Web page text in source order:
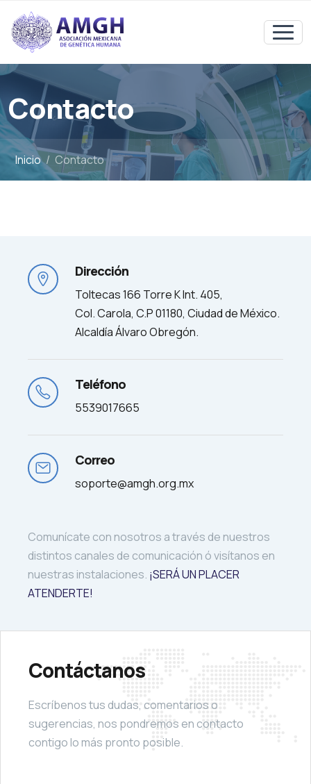
Contacto
Inicio Contacto
Dirección
Toltecas 166 Torre K Int. 405,
Col. Carola, C.P 01180, Ciudad de México.
Alcaldía Álvaro Obregón.
Teléfono
5539017665
Correo
soporte@amgh.org.mx
Comunícate con nosotros a través de nuestros
distintos canales de comunicación ó visítanos en
nuestras instalaciones. ¡SERÁ UN PLACER
ATENDERTE!
Contáctanos
Escríbenos tus dudas, comentarios o
sugerencias, nos pondremos en contacto
contigo lo más pronto posible.